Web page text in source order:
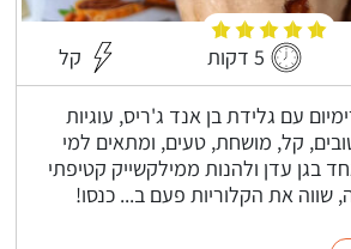
5 דקות קל
עם גלידת בן אנד ג'ריס, עוגיות
קל, מושחת, טעים, ומתאים למי
בגן עדן ולהנות ממילקשייק קטיפתי
שווה את הקלוריות פעם ב... כנסו!